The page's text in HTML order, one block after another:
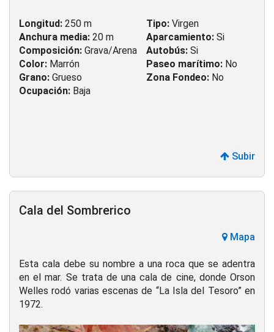
Longitud: 250 m
Anchura media: 20 m
Composición: Grava/Arena
Color: Marrón
Grano: Grueso
Ocupación: Baja
Tipo: Virgen
Aparcamiento: Si
Autobús: Si
Paseo marítimo: No
Zona Fondeo: No
Subir
Cala del Sombrerico
Mapa
Esta cala debe su nombre a una roca que se adentra
en el mar. Se trata de una cala de cine, donde Orson
Welles rodó varias escenas de “La Isla del Tesoro” en
1972.